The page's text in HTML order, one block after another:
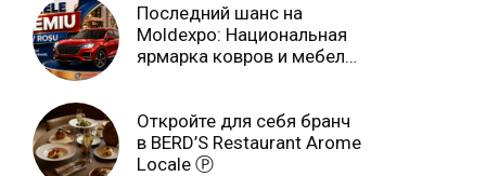
Последний шанс на
Moldexpo: Национальная
ярмарка ковров и мебели
Откройте для себя бранч
в BERD’S Restaurant Arome
Locale Ⓟ